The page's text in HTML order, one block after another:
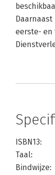
eerste- en
ISBN13:
Taal:
Bindwijze: